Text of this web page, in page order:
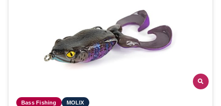
Bass Fishing MOLIX